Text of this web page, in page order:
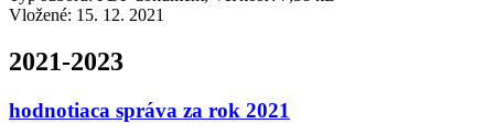
Vložené: 15. 12. 2021
2021-2023
hodnotiaca správa za rok 2021